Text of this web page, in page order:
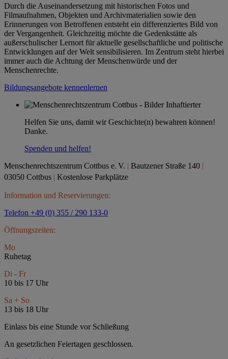
Durch die Auseinandersetzung mit historischen Fotos und
Filmaufnahmen, Objekten und Archivmaterialien sowie den
Erinnerungen von Betroffenen entsteht ein differenziertes Bild von
der Vergangenheit. Gleichzeitig möchte die Gedenkstätte als
außerschulischer Lernort für aktuelle gesellschaftliche und politische
Entwicklungen auf der Welt sensibilisieren. Im Zentrum steht hierbei
immer auch die Achtung der Menschenwürde und der
Menschenrechte.
Bildungsangebote kennenlernen
Helfen Sie uns, damit wir Geschichte(n) bewahren können!
Danke.
Spenden und helfen!
Menschenrechtszentrum Cottbus e. V. | Bautzener Straße 140 |
03050 Cottbus | Kostenlose Parkplätze
Information und Reservierungen:
Telefon +49 (0) 355 / 290 133-0
Öffnungszeiten:
Mo
Ruhetag
Di - Fr
10 bis 17 Uhr
Sa + So
13 bis 18 Uhr
Einlass bis eine Stunde vor Schließung
An gesetzlichen Feiertagen geschlossen.